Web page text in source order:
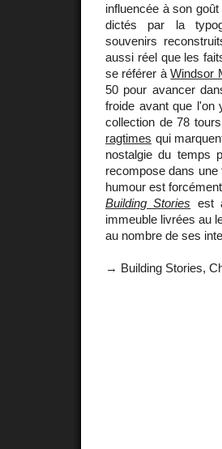
influencée à son
dictés par la
souvenirs
aussi réel que les
se référer àWindsor
50 pour avancer
froide avant que
collection de 78
ragtimes qui
nostalgie du temps
recompose dans
humour est
Building Stories est
immeuble livrées au
au nombre de ses
→ Building Stories,